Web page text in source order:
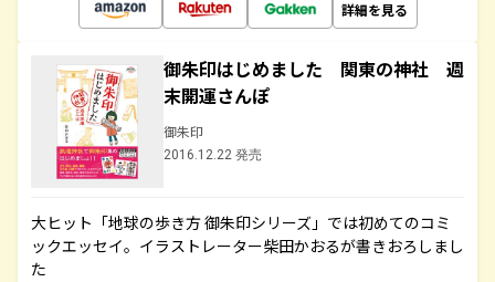
詳細を見る
御朱印はじめました 関東の神社 週
末開運さんぽ
御朱印
2016.12.22 発売
大ヒット「地球の歩き方 御朱印シリーズ」では初めてのコミ
ックエッセイ。イラストレーター柴田かおるが書きおろしまし
た